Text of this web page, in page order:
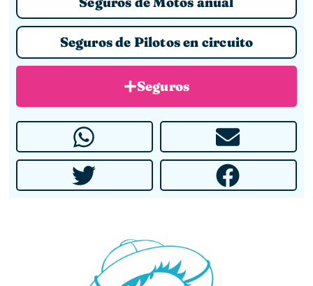
Seguros de Pilotos en circuito
Seguros